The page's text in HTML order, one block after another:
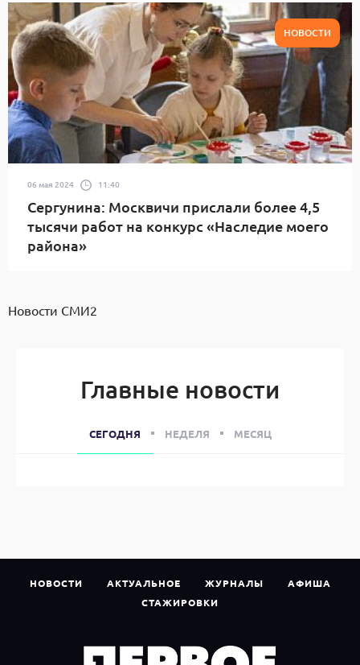
НОВОСТИ
06 мая 2024 11:40
Сергунина: Москвичи прислали более 4,5
тысячи работ на конкурс «Наследие моего
района»
Новости СМИ2
Главные новости
СЕГОДНЯ НЕДЕЛЯ МЕСЯЦ
НОВОСТИ АКТУАЛЬНОЕ ЖУРНАЛЫ
АФИША
СТАЖИРОВКИ